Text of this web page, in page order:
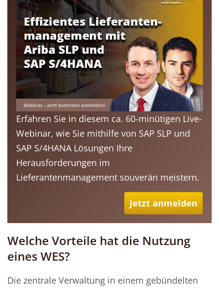
Erfahren Sie in diesem ca. 60-minütigen Live-
Webinar, wie Sie mithilfe von SAP SLP und
SAP S/4HANA Lösungen Ihre
Herausforderungen im
Lieferantenmanagement souverän meistern.
Jetzt anmelden
Welche Vorteile hat die Nutzung
eines WES?
Die zentrale Verwaltung in einem gebündelten